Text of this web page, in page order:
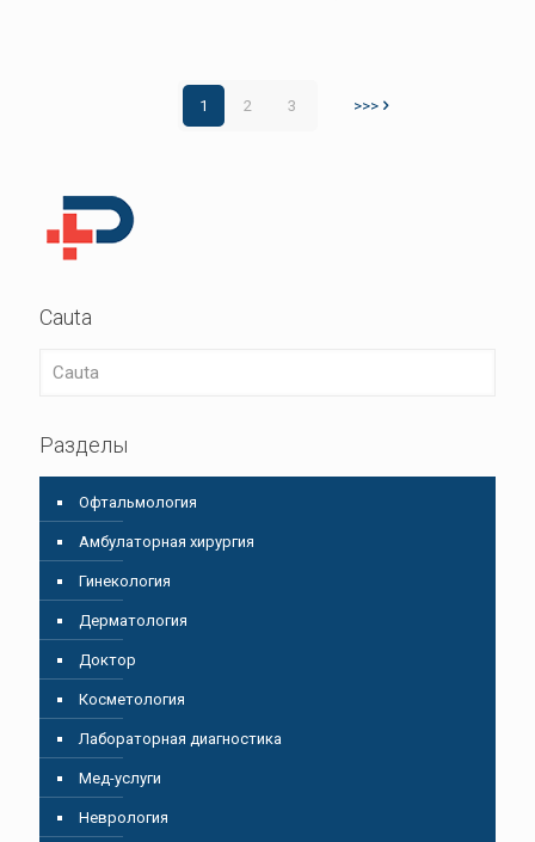
1 2 3 >>>
Cauta
Разделы
Oфтальмология
Амбулаторная хирургия
Гинекология
Дерматология
Доктор
Косметология
Лабораторная диагностика
Мед-услуги
Неврология